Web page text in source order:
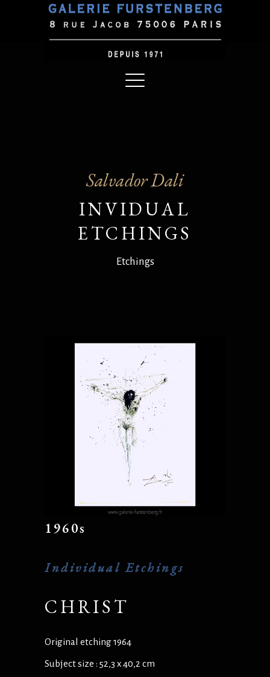
Salvador Dali
INVIDUAL
ETCHINGS
Etchings
1960s
Individual Etchings
CHRIST
Original etching 1964
Subject size : 52,3 x 40,2 cm